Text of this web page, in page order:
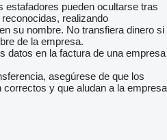
estafadores pueden ocultarse tras
realizando
su nombre. No transfiera dinero si
de la empresa.
datos en la factura de una empresa
asegúrese de que los
y que aludan a la empresa